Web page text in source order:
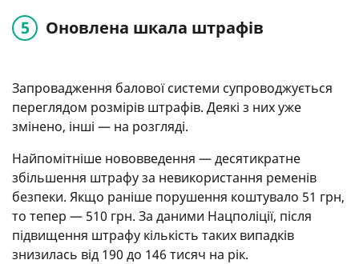
Оновлена шкала штрафів
Запровадження балової системи супроводжується
переглядом розмірів штрафів. Деякі з них уже
змінено, інші — на розгляді.
Найпомітніше нововведення — десятикратне
збільшення штрафу за невикористання ременів
безпеки. Якщо раніше порушення коштувало 51 грн,
то тепер — 510 грн. За даними Нацполіції, після
підвищення штрафу кількість таких випадків
знизилась від 190 до 146 тисяч на рік.